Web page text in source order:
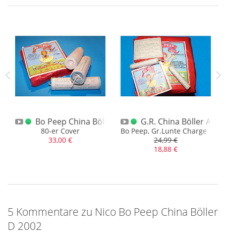
Peep China Böller B Tigerhead 2er
Bo Peep China Böller D Bo Peep 80er
80-er Cover
33,00 €
G.R. China Böller A Bo
Bo Peep, Gr.Lunte Charge 105
24,99 €
18,88 €
5 Kommentare zu Nico Bo Peep China Böller
D 2002